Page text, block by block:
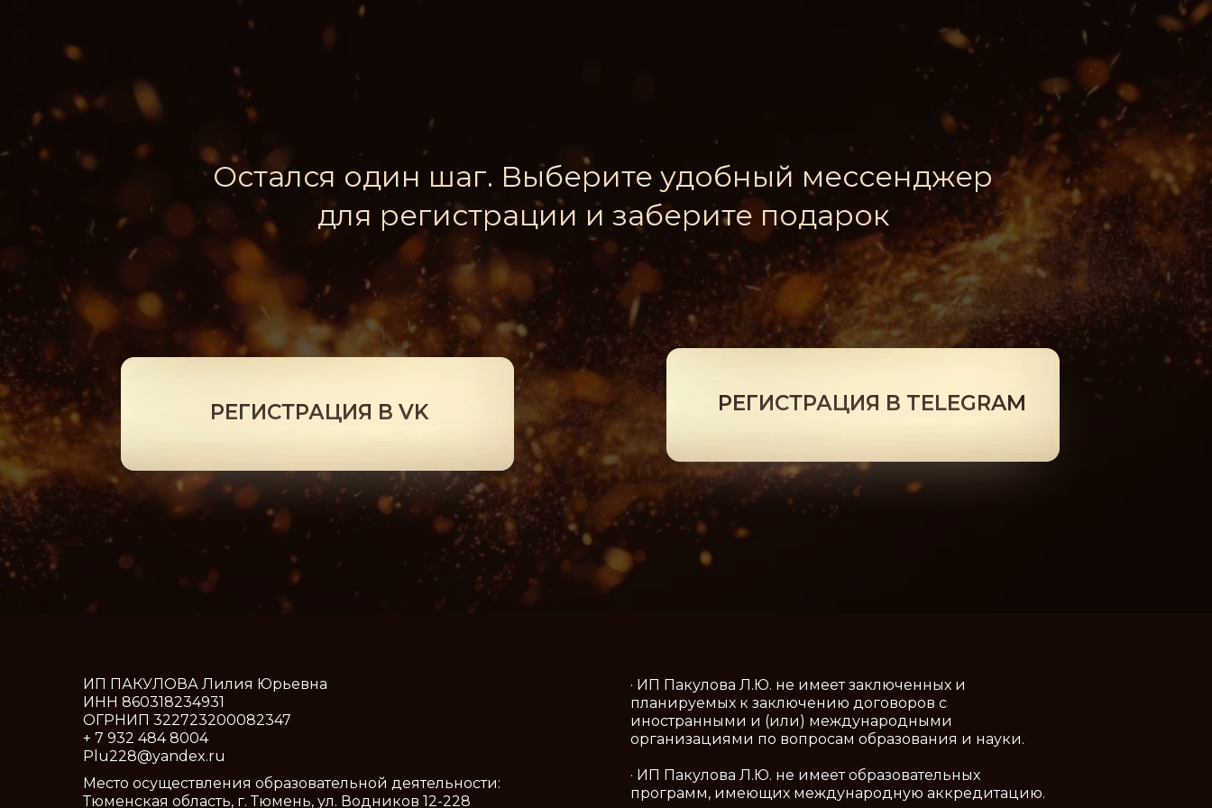
РЕГИСТРАЦИЯ В VK РЕГИСТРАЦИЯ В TELEGRAM
Остался один шаг. Выберите удобный мессенджер
для регистрации и заберите подарок
ИП ПАКУЛОВА Лилия Юрьевна
ИНН 860318234931
ОГРНИП 322723200082347
+ 7 932 484 8004
Plu228@yandex.ru
Место осуществления образовательной деятельности:
Тюменская область, г. Тюмень, ул. Водников 12-228
· ИП Пакулова Л.Ю. не имеет заключенных и
планируемых к заключению договоров с
иностранными и (или) международными
организациями по вопросам образования и науки.
· ИП Пакулова Л.Ю. не имеет образовательных
программ, имеющих международную аккредитацию.